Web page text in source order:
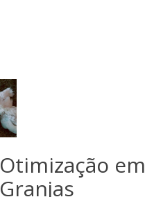
Otimização em
Granjas